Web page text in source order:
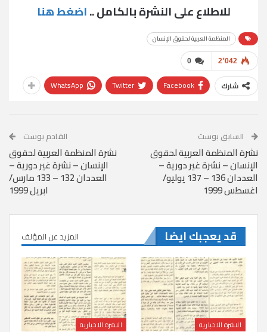
للاطلاع على النشرة بالكامل ..اضغط هنا
المنظمة العربية لحقوق الإنسان
0 2٬042
شارك Facebook
Twitter
WhatsApp
السابق بوست
نشرة المنظمة العربية لحقوق
الإنسان – نشرة غير دورية –
العددان 136 – 137 يوليو/
اغسطس 1999
القادم بوست
نشرة المنظمة العربية لحقوق
الإنسان – نشرة غير دورية –
العددان 132 – 133 مارس/
ابريل 1999
قد يعجبك ايضا المزيد عن المؤلف
النشرة الاخبارية النشرة الاخبارية